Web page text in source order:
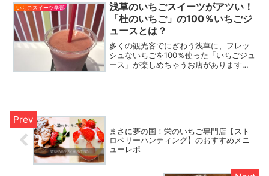
の小倉さんに伺いました。
いちごスイーツ学部
浅草のいちごスイーツがアツい！
「杜のいちご」の100％いちごジ
ュースとは？
多くの観光客でにぎわう浅草に、フレッ
シュないちごを100％使った「いちごジュ
ース」が楽しめちゃうお店があります。
まさに夢の国！栄のいちご専門店【スト
ロベリーハンティング】のおすすめメニ
ューレポ